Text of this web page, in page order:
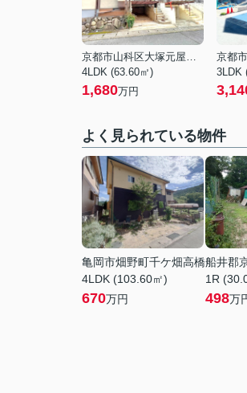
京都市山科区大塚元屋敷町
4LDK (63.60㎡)
1,680万円
3LDK
よく見られている物件
亀岡市畑野町千ケ畑高橋
4LDK (103.60㎡)
670万円
船井郡
1R
498万